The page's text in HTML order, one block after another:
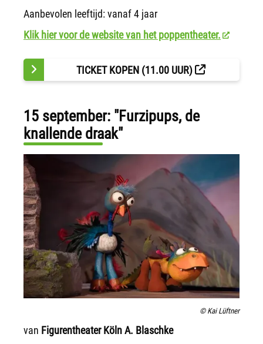
Aanbevolen leeftijd: vanaf 4 jaar
Klik hier voor de website van het poppentheater.
TICKET KOPEN (11.00 UUR)
15 september: "Furzipups, de
knallende draak"
© Kai Lüftner
van Figurentheater Köln A. Blaschke